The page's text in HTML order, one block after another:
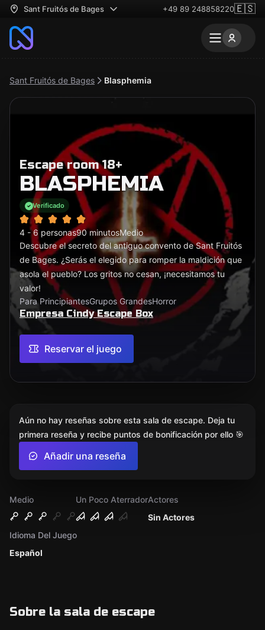
Sant Fruitós de Bages +49 89 248858220🇪🇸
Sant Fruitós de Bages Blasphemia
Escape room 18+
BLASPHEMIA
Verificado
4 - 6 personas90 minutosMedio
Descubre el secreto del antiguo convento de Sant Fruitós
de Bages. ¿Serás el elegido para romper la maldición que
asola el pueblo? Los gritos no cesan, ¡necesitamos tu
valor!
Para PrincipiantesGrupos GrandesHorror
Empresa Cindy Escape Box
Reservar el juego
Medio
Un Poco Aterrador
Sin Actores
Actores
Español
Idioma Del Juego
Sobre la sala de escape
Aún no hay reseñas sobre esta sala de escape. Deja tu
primera reseña y recibe puntos de bonificación por ello 🎯
Añadir una reseña